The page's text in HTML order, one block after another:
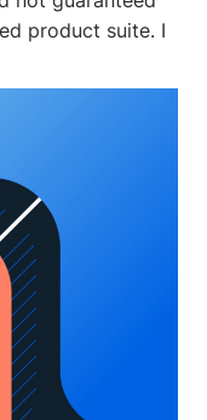
product suite. I